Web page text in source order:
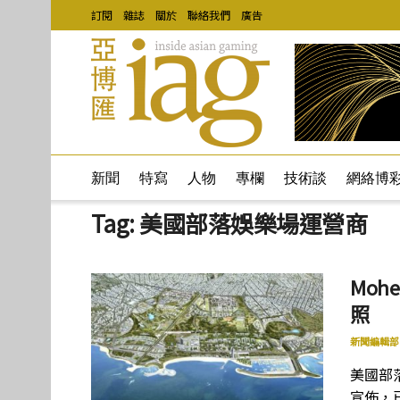
訂閱 雜誌 關於 聯絡我們 廣告
新聞 特寫 人物 專欄 技術談 網絡博
Tag:美國部落娛樂場運營商
照
新聞編輯部
美國部